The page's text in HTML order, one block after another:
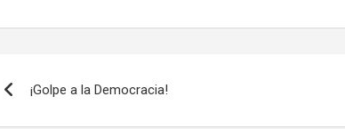
de
¡Golpe a la Democracia!